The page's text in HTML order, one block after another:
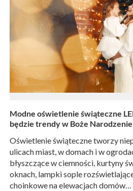
Modne oświetlenie świąteczne
będzie trendy w Boże
Oświetlenie świąteczne tworzy
ulicach miast, w domach i w
błyszczące w ciemności, kurtyny
oknach, lampki sople
choinkowe na elewacjach